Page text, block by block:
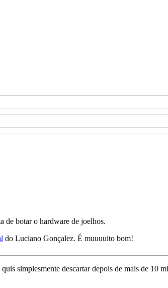
de botar o hardware de joelhos.
do Luciano Gonçalez. É muuuuito bom!
simplesmente descartar depois de mais de 10